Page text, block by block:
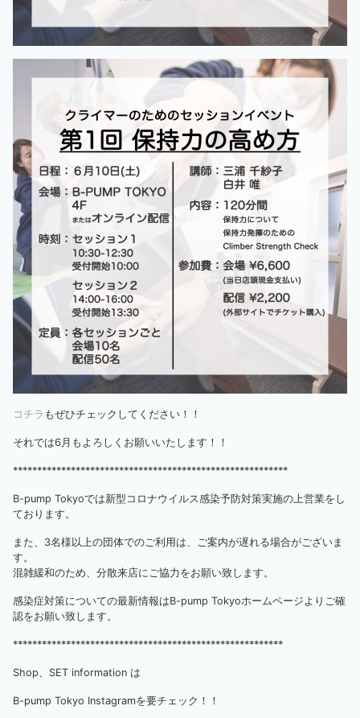
コチラ もぜひチェックしてください！！
それでは6月もよろしくお願いいたします！！
*********************************************************
B-pump Tokyoでは新型コロナウイルス感染予防対策実施の上営業をし
ております。
また、3名様以上の団体でのご利用は、ご案内が遅れる場合がございま
す。
混雑緩和のため、分散来店にご協力をお願い致します。
感染症対策についての最新情報はB-pump Tokyoホームページよりご確
認をお願い致します。
********************************************************
Shop、SET information は
B-pump Tokyo Instagramを要チェック！！